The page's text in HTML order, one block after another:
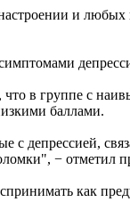
и
в группе с
баллами.
с депрессией,
− отметил
как